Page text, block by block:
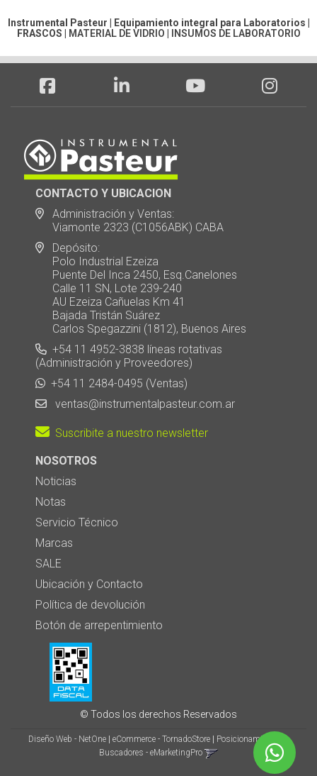
Instrumental Pasteur | Equipamiento integral para Laboratorios |
FRASCOS
MATERIAL DE VIDRIO INSUMOS DE LABORATORIO
CONTACTO Y UBICACION
Administración y Ventas:
Viamonte 2323 (C1056ABK) CABA
Depósito:
Polo Industrial Ezeiza
Puente Del Inca 2450, Esq.Canelones
Calle 11 SN, Lote 239-240
AU Ezeiza Cañuelas Km 41
Bajada Tristán Suárez
Carlos Spegazzini (1812), Buenos Aires
+54 11 4952-3838 líneas rotativas
(Administración y Proveedores)
+54 11 2484-0495 (Ventas)
ventas@instrumentalpasteur.com.ar
Suscribite a nuestro newsletter
NOSOTROS
Noticias
Notas
Servicio Técnico
Marcas
SALE
Ubicación y Contacto
Política de devolución
Botón de arrepentimiento
© Todos los derechos Reservados
Diseño Web - NetOne eCommerce - TornadoStore
Posicionamiento en
Buscadores - eMarketingPro